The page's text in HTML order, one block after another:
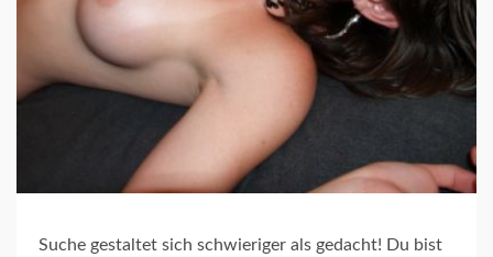
Suche gestaltet sich schwieriger als gedacht! Du bist